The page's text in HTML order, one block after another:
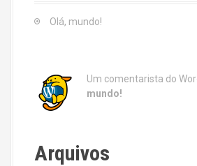
Olá, mundo!
Um comentarista do
mundo!
Arquivos